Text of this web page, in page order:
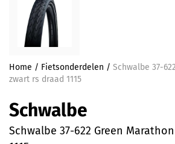
Home / Fietsonderdelen / Schwalbe 37-
zwart rs draad 1115
Schwalbe
Schwalbe 37-622 Green